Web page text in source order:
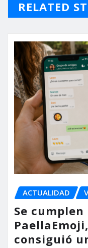
RELATED
ACTUALIDAD
Se cumplen
consiguió